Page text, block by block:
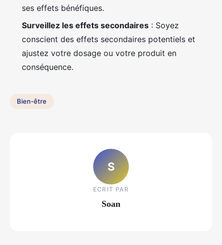
ses effets bénéfiques.
Surveillez les effets secondaires : Soyez
conscient des effets secondaires potentiels et
ajustez votre dosage ou votre produit en
conséquence.
Bien-être
S
ECRIT PAR
Soan